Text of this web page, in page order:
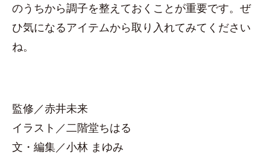
のうちから調子を整えておくことが重要です。ぜ
ひ気になるアイテムから取り入れてみてください
ね。
監修／赤井未来
イラスト／二階堂ちはる
文・編集／小林 まゆみ